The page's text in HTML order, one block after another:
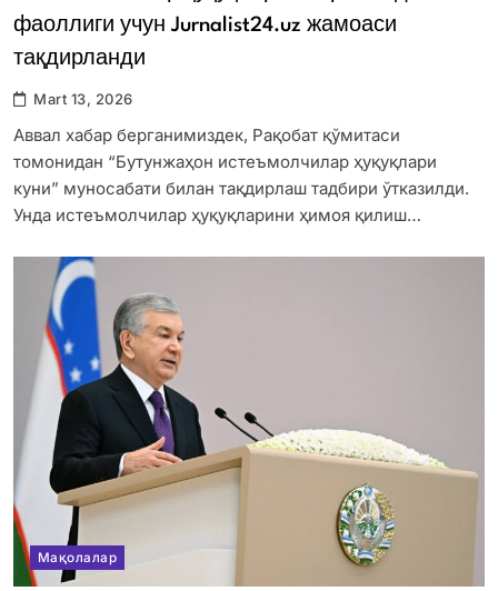
фаоллиги учун Jurnalist24.uz жамоаси
тақдирланди
Mart 13, 2026
Аввал хабар берганимиздек, Рақобат қўмитаси
томонидан “Бутунжаҳон истеъмолчилар ҳуқуқлари
куни” муносабати билан тақдирлаш тадбири ўтказилди.
Унда истеъмолчилар ҳуқуқларини ҳимоя қилиш…
Мақолалар